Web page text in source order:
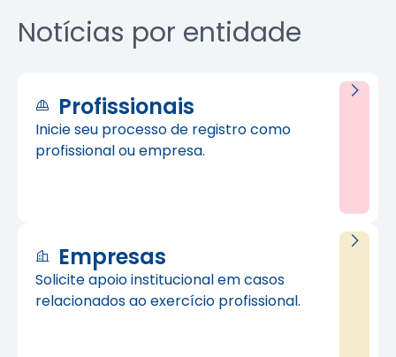
Notícias por entidade
Profissionais
Inicie seu processo de registro como
profissional ou empresa.
Empresas
Solicite apoio institucional em casos
relacionados ao exercício profissional.